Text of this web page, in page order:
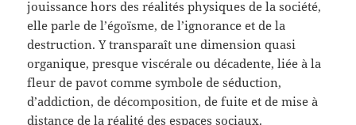
jouissance hors des réalités physiques de la société,
elle parle de l’égoïsme, de l’ignorance et de la
destruction. Y transparaît une dimension quasi
organique, presque viscérale ou décadente, liée à la
fleur de pavot comme symbole de séduction,
d’addiction, de décomposition, de fuite et de mise à
distance de la réalité des espaces sociaux.